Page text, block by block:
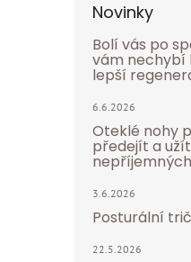
Novinky
Bolí vás po
vám nechybí
lepší
6.6.2026
Oteklé nohy
předejít a
3.6.2026
Posturální
22.5.2026